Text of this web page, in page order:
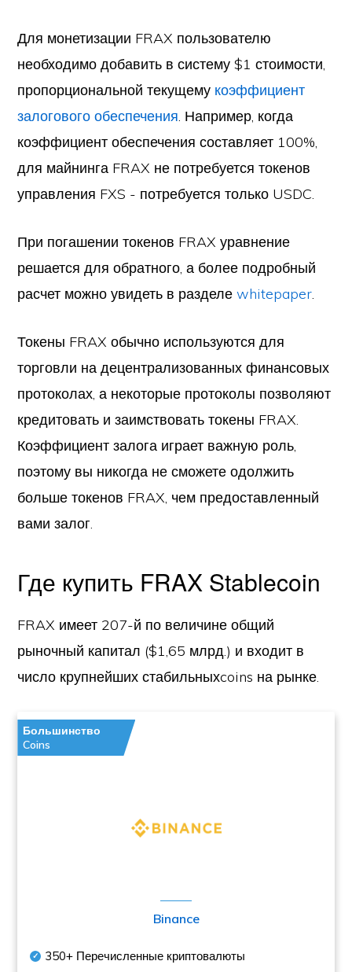
Для монетизации FRAX пользователю
необходимо добавить в систему $1 стоимости,
пропорциональной текущему коэффициент
залогового обеспечения. Например, когда
коэффициент обеспечения составляет 100%,
для майнинга FRAX не потребуется токенов
управления FXS - потребуется только USDC.
При погашении токенов FRAX уравнение
решается для обратного, а более подробный
расчет можно увидеть в разделеwhitepaper.
Токены FRAX обычно используются для
торговли на децентрализованных финансовых
протоколах, а некоторые протоколы позволяют
кредитовать и заимствовать токены FRAX.
Коэффициент залога играет важную роль,
поэтому вы никогда не сможете одолжить
больше токенов FRAX, чем предоставленный
вами залог.
Где купить FRAX Stablecoin
FRAX имеет 207-й по величине общий
рыночный капитал ($1,65 млрд.) и входит в
число крупнейших стабильныхcoins на рынке.
Большинство
Coins
Binance
350+ Перечисленные криптовалюты